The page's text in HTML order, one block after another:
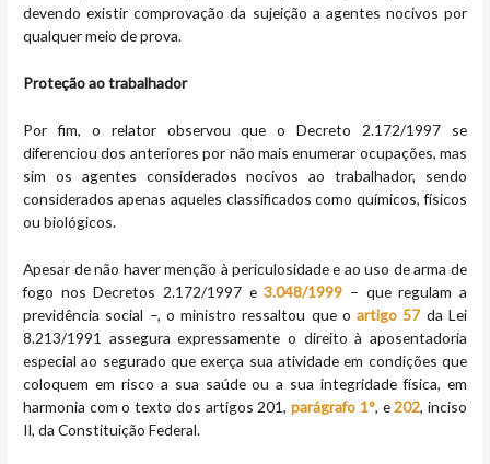
devendo existir comprovação da sujeição a agentes nocivos por
qualquer meio de prova.
Proteção ao trabalhador
Por fim, o relator observou que o Decreto 2.172/1997 se
diferenciou dos anteriores por não mais enumerar ocupações, mas
sim os agentes considerados nocivos ao trabalhador, sendo
considerados apenas aqueles classificados como químicos, físicos
ou biológicos.
Apesar de não haver menção à periculosidade e ao uso de arma de
fogo nos Decretos 2.172/1997 e3.048/1999 – que regulam a
previdência social –, o ministro ressaltou que oartigo 57da Lei
8.213/1991 assegura expressamente o direito à aposentadoria
especial ao segurado que exerça sua atividade em condições que
coloquem em risco a sua saúde ou a sua integridade física, em
harmonia com o texto dos artigos 201,parágrafo 1°, e 202, inciso
II, da Constituição Federal.